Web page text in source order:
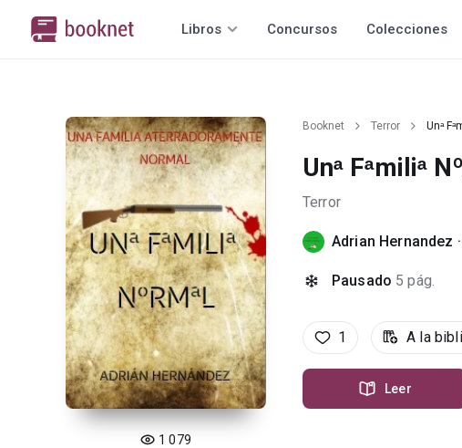
Libros Concursos Colecciones
1 079
Booknet Terror Unᵃ
Unᵃ Fᵃmiliᵃ
Terror
Adrian Hernandez ·
Pausado 5 pág.
1 A la
Leer